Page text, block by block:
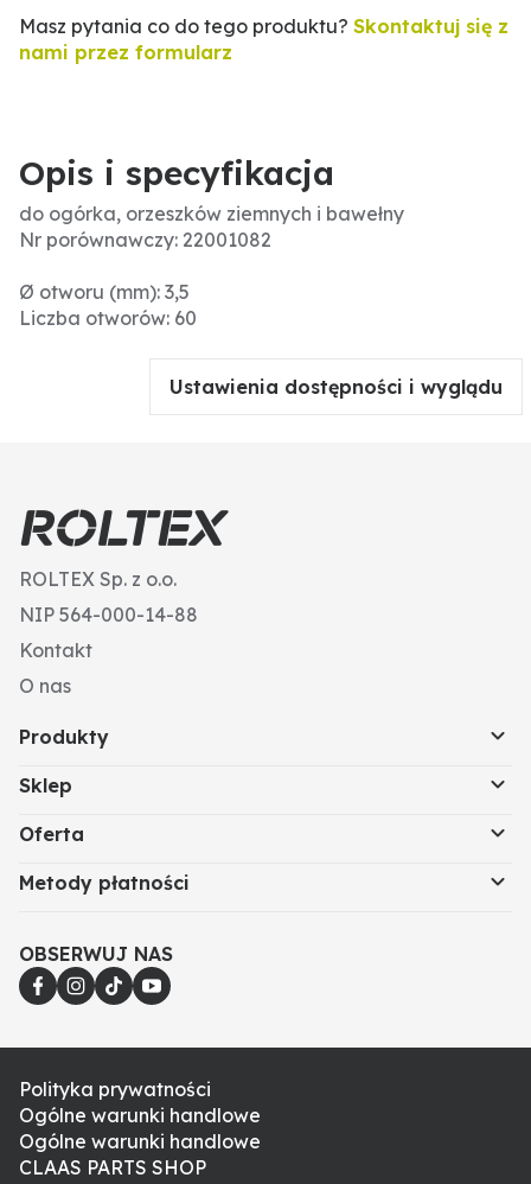
Masz pytania co do tego produktu? Skontaktuj się z
nami przez formularz
Opis i specyfikacja
do ogórka, orzeszków ziemnych i bawełny
Nr porównawczy: 22001082
Ø otworu (mm): 3,5
Liczba otworów: 60
Ustawienia dostępności i wyglądu
ROLTEX Sp. z o.o.
NIP 564-000-14-88
Kontakt
O nas
Produkty
Sklep
Oferta
Metody płatności
OBSERWUJ NAS
Polityka prywatności
Ogólne warunki handlowe
Ogólne warunki handlowe
CLAAS PARTS SHOP